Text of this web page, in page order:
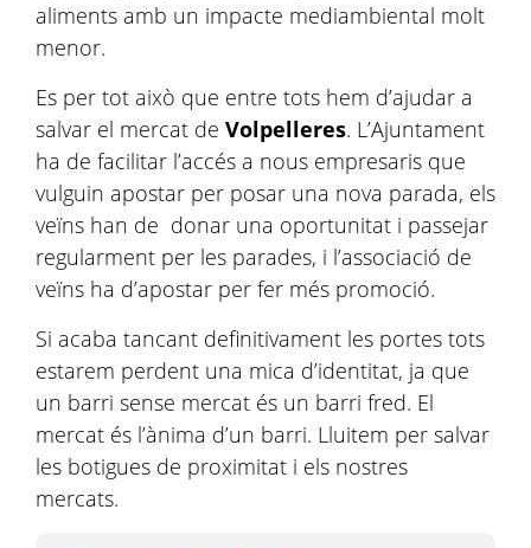
aliments amb un impacte mediambiental molt
menor.
Es per tot això que entre tots hem d’ajudar a
salvar el mercat de Volpelleres. L’Ajuntament
ha de facilitar l’accés a nous empresaris que
vulguin apostar per posar una nova parada, els
veïns han de donar una oportunitat i passejar
regularment per les parades, i l’associació de
veïns ha d’apostar per fer més promoció.
Si acaba tancant definitivament les portes tots
estarem perdent una mica d’identitat, ja que
un barri sense mercat és un barri fred. El
mercat és l’ànima d’un barri. Lluitem per salvar
les botigues de proximitat i els nostres
mercats.